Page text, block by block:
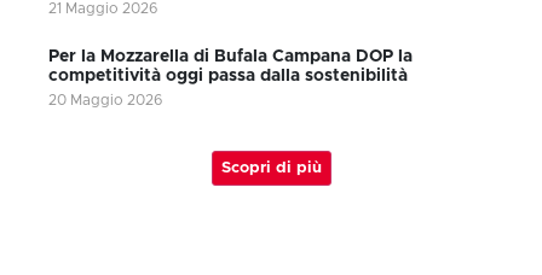
21 Maggio 2026
Per la Mozzarella di Bufala Campana DOP la
competitività oggi passa dalla sostenibilità
20 Maggio 2026
Scopri di più